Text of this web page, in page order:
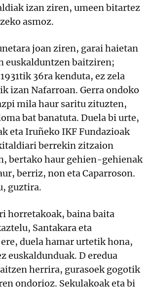
izan ziren, umeen bitartez
asmoz.
joan ziren, garai haietan
euskalduntzen baitziren;
36ra kenduta, ez zela
izan Nafarroan. Gerra ondoko
mila haur saritu zituzten,
bat banatuta. Duela bi urte,
eta Iruñeko IKF Fundazioak
berrekin zitzaion
bertako haur gehien-gehienak
berriz, non eta Caparroson.
guztira.
horretakoak, baina baita
Santakara eta
duela hamar urtetik hona,
euskaldunduak. D eredua
herrira, gurasoek gogotik
ondorioz. Sekulakoak eta bi